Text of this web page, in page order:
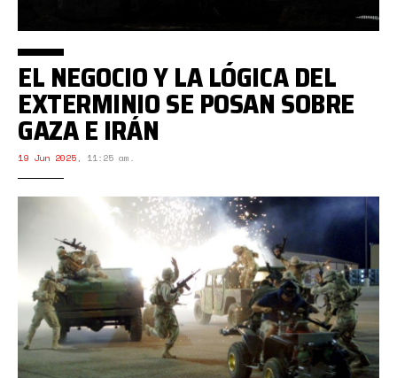
EL NEGOCIO Y LA LÓGICA DEL
EXTERMINIO SE POSAN SOBRE
GAZA E IRÁN
19 Jun 2025, 11:25 am.